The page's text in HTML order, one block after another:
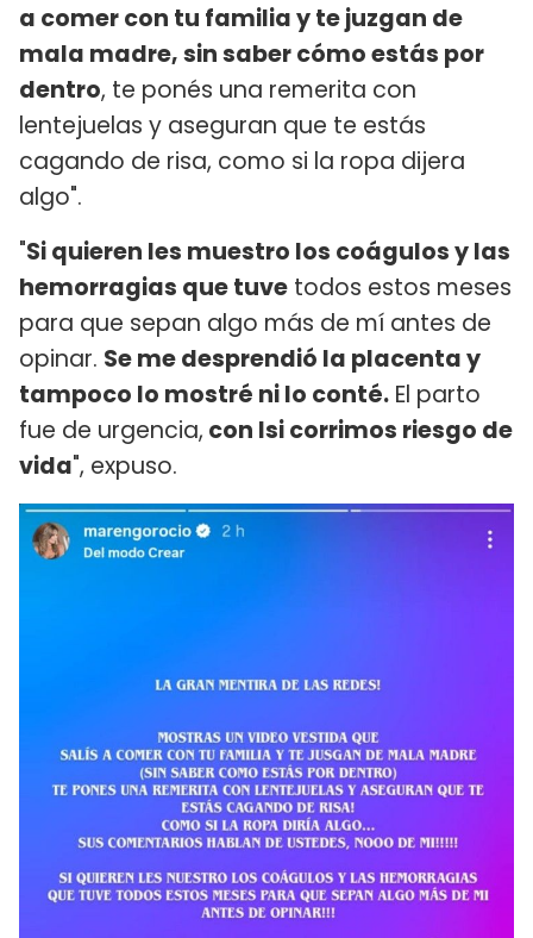
a comer con tu familia y te juzgan de
mala madre, sin saber cómo estás por
dentro, te ponés una remerita con
lentejuelas y aseguran que te estás
cagando de risa, como si la ropa dijera
algo".
"Si quieren les muestro los coágulos y las
hemorragias que tuve todos estos meses
para que sepan algo más de mí antes de
opinar. Se me desprendió la placenta y
tampoco lo mostré ni lo conté. El parto
fue de urgencia, con Isi corrimos riesgo de
vida", expuso.